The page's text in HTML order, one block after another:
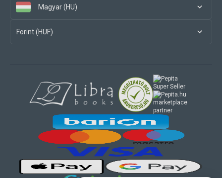
Magyar (HU)
Forint (HUF)
marketplace
partner